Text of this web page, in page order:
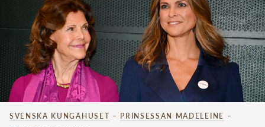
KUNGAFAMILJEN
UTLÄNDSKT
KÄNDISAR
VÄRLDENS KUNGAHUS
Svenska kungahuset
SVENSKA KUNGAHUSET – PRINSESSAN MADELEINE –